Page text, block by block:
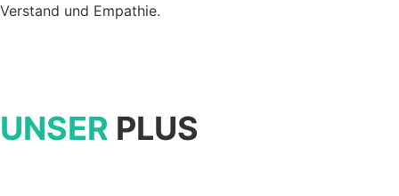
Verstand und Empathie.
UNSER PLUS